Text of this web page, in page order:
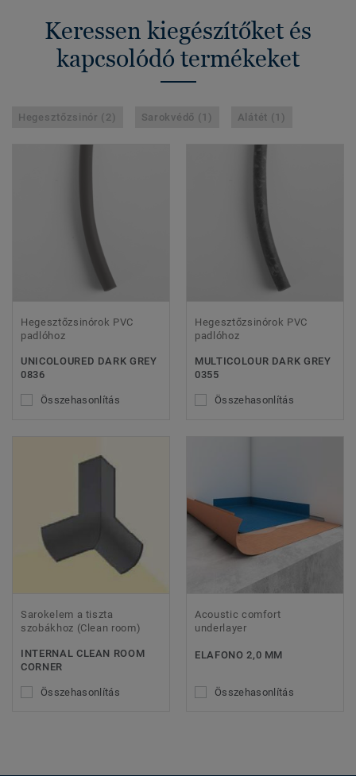
Keressen kiegészítőket és
kapcsolódó termékeket
Hegesztőzsinór (2) Sarokvédő (1) Alátét (1)
Hegesztőzsinórok PVC
padlóhoz
UNICOLOURED DARK GREY
0836
Összehasonlítás
Hegesztőzsinórok PVC
padlóhoz
MULTICOLOUR DARK GREY
0355
Összehasonlítás
Sarokelem a tiszta
szobákhoz (Clean room)
INTERNAL CLEAN ROOM
CORNER
Összehasonlítás
Acoustic comfort
underlayer
ELAFONO 2,0 MM
Összehasonlítás